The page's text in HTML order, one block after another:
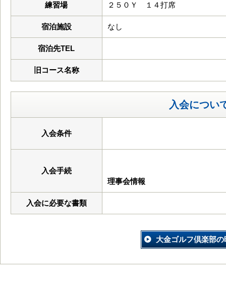
練習場 ２５０Ｙ １４打席
宿泊施設 なし
宿泊先TEL
旧コース名称
入会につい
入会条件
入会手続
理事会情報
入会に必要な書類
大金ゴルフ倶楽部